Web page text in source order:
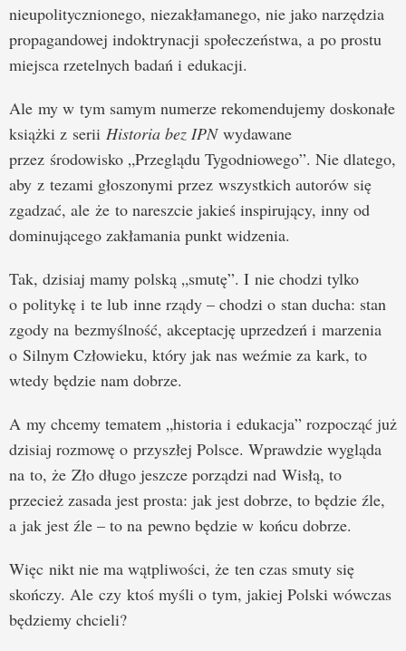
nieupolitycznionego, niezakłamanego, nie jako narzędzia
propagandowej indoktrynacji społeczeństwa, a po prostu
miejsca rzetelnych badań i edukacji.
Ale my w tym samym numerze rekomendujemy doskonałe
książki z serii Historia bez IPNwydawane
przez środowisko „Przeglądu Tygodniowego”. Nie dlatego,
aby z tezami głoszonymi przez wszystkich autorów się
zgadzać, ale że to nareszcie jakieś inspirujący, inny od
dominującego zakłamania punkt widzenia.
Tak, dzisiaj mamy polską „smutę”. I nie chodzi tylko
o politykę i te lub inne rządy – chodzi o stan ducha: stan
zgody na bezmyślność, akceptację uprzedzeń i marzenia
o Silnym Człowieku, który jak nas weźmie za kark, to
wtedy będzie nam dobrze.
A my chcemy tematem „historia i edukacja” rozpocząć już
dzisiaj rozmowę o przyszłej Polsce. Wprawdzie wygląda
na to, że Zło długo jeszcze porządzi nad Wisłą, to
przecież zasada jest prosta: jak jest dobrze, to będzie źle,
a jak jest źle – to na pewno będzie w końcu dobrze.
Więc nikt nie ma wątpliwości, że ten czas smuty się
skończy. Ale czy ktoś myśli o tym, jakiej Polski wówczas
będziemy chcieli?